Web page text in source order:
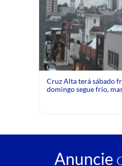
Cruz Alta terá sábado
domingo segue frio,
Anuncie